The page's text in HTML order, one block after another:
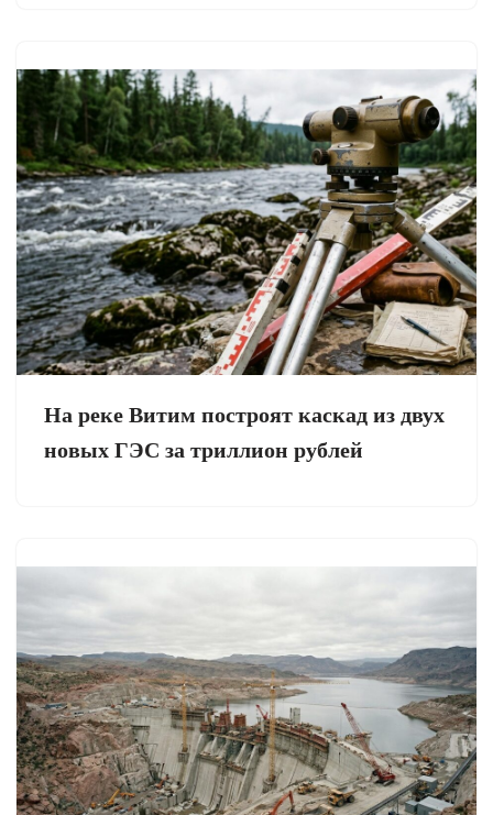
На реке Витим построят каскад из двух
новых ГЭС за триллион рублей